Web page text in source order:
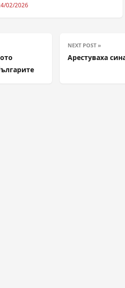
02/2026
NEXT POST »
Арестуваха